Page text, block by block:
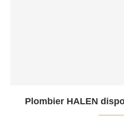
Plombier HALEN